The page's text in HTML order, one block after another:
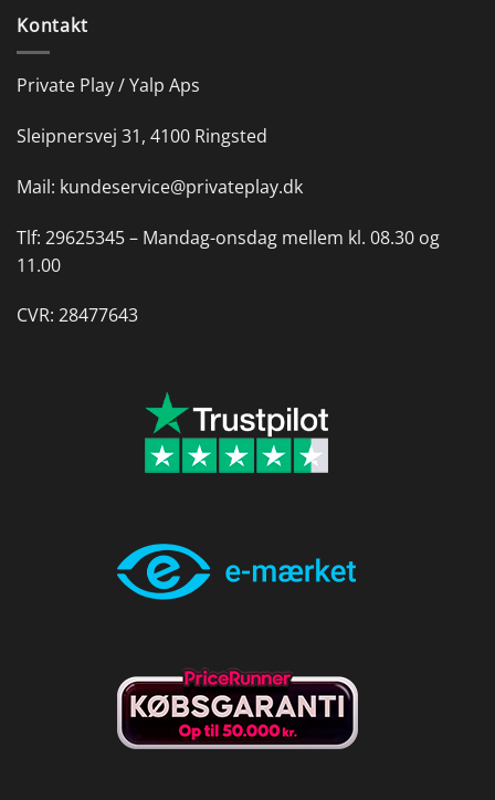
Kontakt
Private Play / Yalp Aps
Sleipnersvej 31, 4100 Ringsted
Mail: kundeservice@privateplay.dk
Tlf: 29625345 – Mandag-onsdag mellem kl. 08.30 og
11.00
CVR: 28477643